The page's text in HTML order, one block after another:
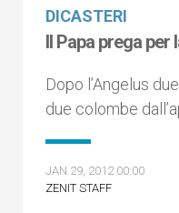
DICASTERI
Il Papa prega per
Dopo l’Angelus
due colombe
JAN 29, 2012 00:00
ZENIT STAFF